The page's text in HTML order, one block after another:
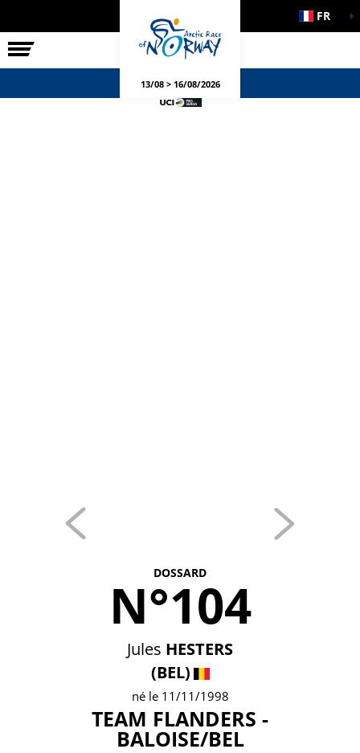
COURSE FR
13/08 > 16/08/2026
DOSSARD
N°104
Jules HESTERS
(BEL)
né le 11/11/1998
TEAM FLANDERS -
BALOISE/BEL